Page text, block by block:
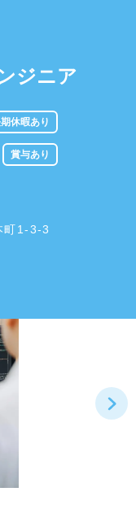
ジニア
休暇あり
賞与あり
町1-3-3